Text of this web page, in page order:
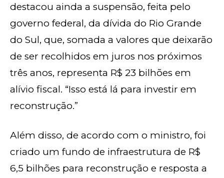
destacou ainda a suspensão, feita pelo
governo federal, da dívida do Rio Grande
do Sul, que, somada a valores que deixarão
de ser recolhidos em juros nos próximos
três anos, representa R$ 23 bilhões em
alívio fiscal. “Isso está lá para investir em
reconstrução.”
Além disso, de acordo com o ministro, foi
criado um fundo de infraestrutura de R$
6,5 bilhões para reconstrução e resposta a